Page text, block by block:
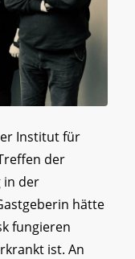
Institut für
der
in der
hätte
fungieren
ist. An